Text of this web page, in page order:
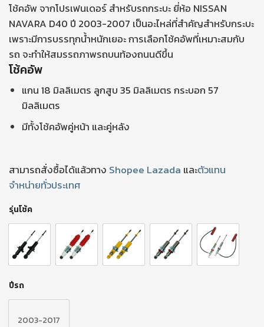
โช้คอัพ จากโปรเฟนเดอร์ สำหรับรถกระบะ ยี่ห้อ NISSAN
NAVARA D40 ปี 2003-2007 เป็นอะไหล่ที่สำคัญสำหรับกระบะ
เพราะมีการบรรทุกน้ำหนักเยอะ การเลือกโช้คอัพที่เหมาะสมกับ
รถ จะทำให้สมรรถภาพรถบนท้องถนนดีขึ้น
โช้คอัพ
แกน 18 มิลลิเมตร ลูกสูบ 35 มิลลิเมตร กระบอก 57
มิลลิเมตร
มีทั้งโช้คอัพคู่หน้า และคู่หลัง
สามารถสั่งซื้อได้แล้วทาง Shopee Lazada และตัวแทน
จำหน่ายทั่วประเทศ
รุ่นโช้ค
ปีรถ
2003-2017